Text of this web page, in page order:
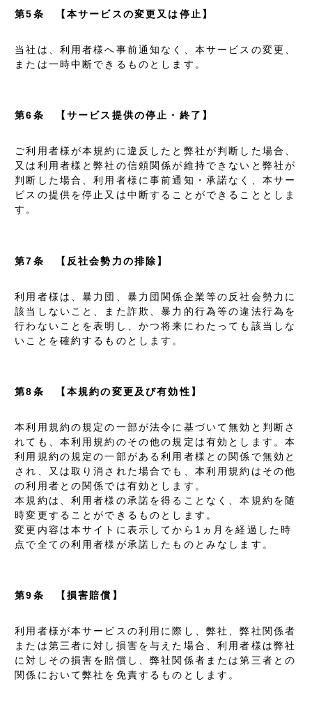
第5条 【本サービスの変更又は停止】
当社は、利用者様へ事前通知なく、本サービスの変更、
または一時中断できるものとします。
第6条 【サービス提供の停止・終了】
ご利用者様が本規約に違反したと弊社が判断した場合、
又は利用者様と弊社の信頼関係が維持できないと弊社が
判断した場合、利用者様に事前通知・承諾なく、本サー
ビスの提供を停止又は中断することができることとしま
す。
第7条 【反社会勢力の排除】
利用者様は、暴力団、暴力団関係企業等の反社会勢力に
該当しないこと、また詐欺、暴力的行為等の違法行為を
行わないことを表明し、かつ将来にわたっても該当しな
いことを確約するものとします。
第8条 【本規約の変更及び有効性】
本利用規約の規定の一部が法令に基づいて無効と判断さ
れても、本利用規約のその他の規定は有効とします。本
利用規約の規定の一部がある利用者様との関係で無効と
され、又は取り消された場合でも、本利用規約はその他
の利用者との関係では有効とします。
本規約は、利用者様の承諾を得ることなく、本規約を随
時変更することができるものとします。
変更内容は本サイトに表示してから1ヵ月を経過した時
点で全ての利用者様が承諾したものとみなします。
第9条 【損害賠償】
利用者様が本サービスの利用に際し、弊社、弊社関係者
または第三者に対し損害を与えた場合、利用者様は弊社
に対しその損害を賠償し、弊社関係者または第三者との
関係において弊社を免責するものとします。